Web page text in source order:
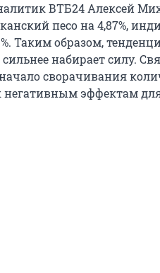
ВТБ24 Алексей
песо на 4,87%,
Таким образом,
набирает силу.
сворачивания
эффектам